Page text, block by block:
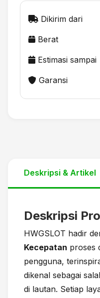
Dikirim dari
Berat
Estimasi sampai
Garansi
Deskripsi & Artikel
Deskripsi
HWGSLOT hadir
Kecepatan proses
pengguna,
dikenal sebagai
di lautan. Setiap